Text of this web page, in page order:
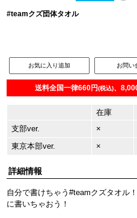
#teamクズ団体タオル
お気に入り追加 お問い
送料全国一律660円(税込)、
在庫
支部ver.
×
東京本部ver. ×
詳細情報
自分で書けちゃう#teamクズタオル
に書いちゃおう！